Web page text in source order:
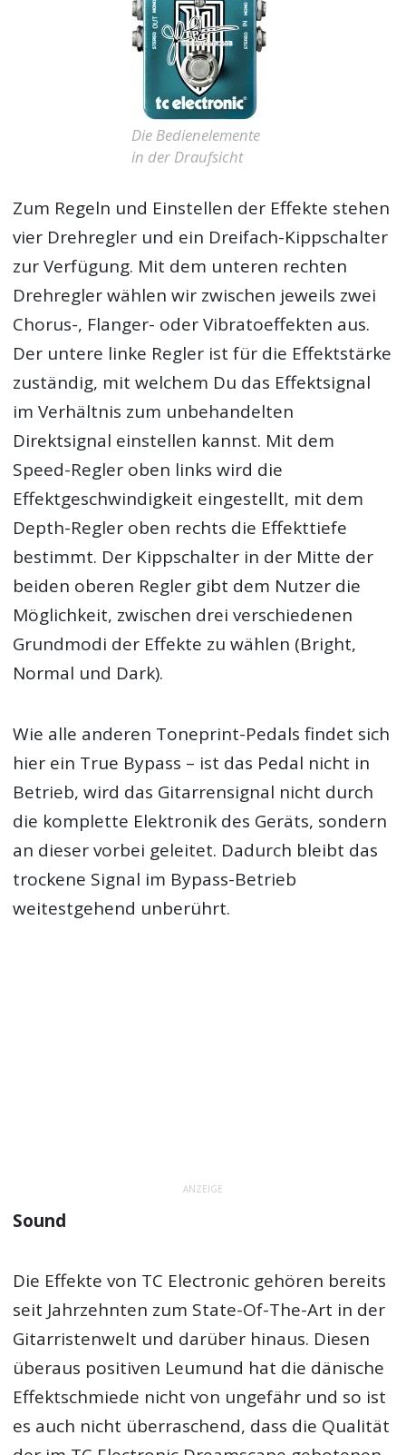
Die Bedienelemente
in der Draufsicht
Zum Regeln und Einstellen der Effekte stehen
vier Drehregler und ein Dreifach-Kippschalter
zur Verfügung. Mit dem unteren rechten
Drehregler wählen wir zwischen jeweils zwei
Chorus-, Flanger- oder Vibratoeffekten aus.
Der untere linke Regler ist für die Effektstärke
zuständig, mit welchem Du das Effektsignal
im Verhältnis zum unbehandelten
Direktsignal einstellen kannst. Mit dem
Speed-Regler oben links wird die
Effektgeschwindigkeit eingestellt, mit dem
Depth-Regler oben rechts die Effekttiefe
bestimmt. Der Kippschalter in der Mitte der
beiden oberen Regler gibt dem Nutzer die
Möglichkeit, zwischen drei verschiedenen
Grundmodi der Effekte zu wählen (Bright,
Normal und Dark).
Wie alle anderen Toneprint-Pedals findet sich
hier ein True Bypass – ist das Pedal nicht in
Betrieb, wird das Gitarrensignal nicht durch
die komplette Elektronik des Geräts, sondern
an dieser vorbei geleitet. Dadurch bleibt das
trockene Signal im Bypass-Betrieb
weitestgehend unberührt.
ANZEIGE
Sound
Die Effekte von TC Electronic gehören bereits
seit Jahrzehnten zum State-Of-The-Art in der
Gitarristenwelt und darüber hinaus. Diesen
überaus positiven Leumund hat die dänische
Effektschmiede nicht von ungefähr und so ist
es auch nicht überraschend, dass die Qualität